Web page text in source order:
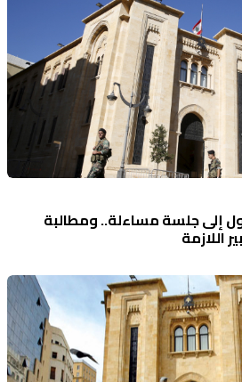
إلى جلسة مساءلة.. ومطالبة
اللازمة